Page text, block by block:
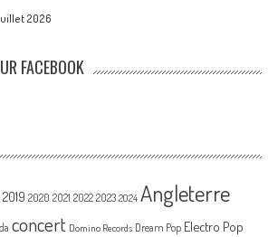
2026
FACEBOOK
2019 2020 2021 2022 2023 2024 Angleterre
concert Domino Records Dream Pop Electro Pop